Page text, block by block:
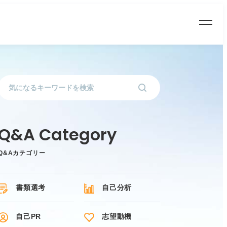
カテゴリー
書類選考 自己分析
自己PR 志望動機